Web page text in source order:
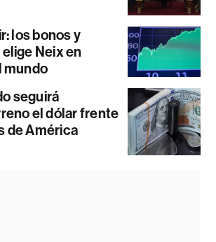
los bonos y
Neix en
mundo
seguirá
el dólar frente
de América